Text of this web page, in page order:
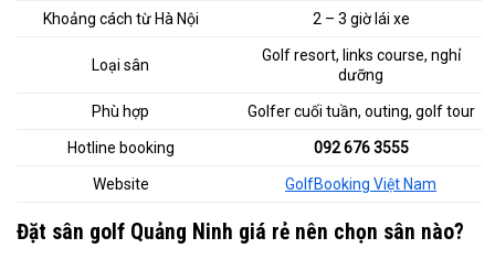
Khoảng cách từ Hà Nội 2 – 3 giờ lái xe
Loại sân
Golf resort, links course, nghỉ
dưỡng
Phù hợp Golfer cuối tuần, outing, golf tour
Hotline booking 092 676 3555
Website GolfBooking Việt Nam
Đặt sân golf Quảng Ninh giá rẻ nên chọn sân nào?